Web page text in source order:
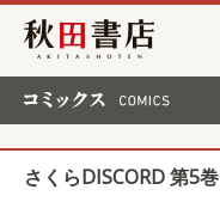
秋田書店
さくらDISCORD 第5巻